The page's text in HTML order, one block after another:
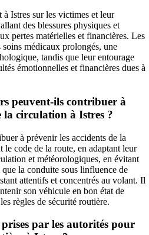
à Istres sur les victimes et leur
des blessures physiques et
pertes matérielles et financières. Les
médicaux prolongés, une
tandis que leur entourage
émotionnelles et financières dues à
peuvent-ils contribuer à
la circulation à Istres ?
à prévenir les accidents de la
le code de la route, en adaptant leur
et météorologiques, en évitant
la conduite sous linfluence de
attentifs et concentrés au volant. Il
son véhicule en bon état de
règles de sécurité routière.
prises par les autorités pour